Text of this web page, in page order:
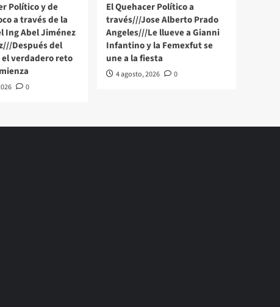
Político y de
a través de la
Ing Abel Jiménez
Después del
verdadero reto
0
El Quehacer Político a
través///Jose Alberto Prado
Angeles///Le llueve a Gianni
Infantino y la Femexfut se
une a la fiesta
4 agosto, 2026 0